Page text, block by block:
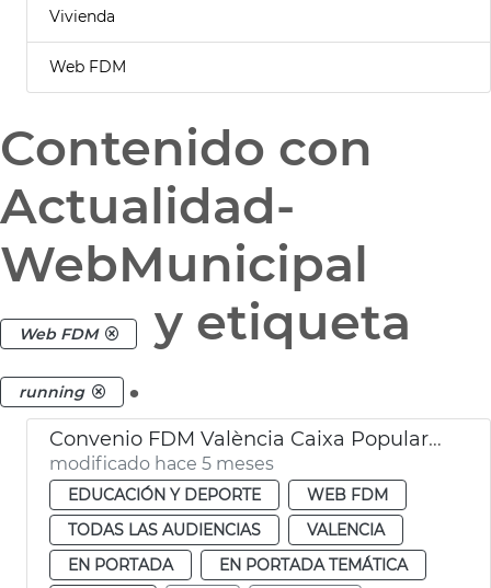
Vivienda
Web FDM
Contenido con
Actualidad-
WebMunicipal
Web FDM y etiqueta
running .
Convenio FDM València Caixa Popular running popular
modificado hace 5 meses
EDUCACIÓN Y DEPORTE
WEB FDM
TODAS LAS AUDIENCIAS
VALENCIA
EN PORTADA
EN PORTADA TEMÁTICA